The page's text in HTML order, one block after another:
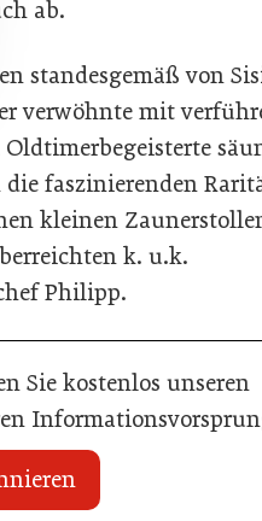
ab.
standesgemäß von
verwöhnte mit
faszinierenden
kleinen
k. u.k.
Philipp.
Sie kostenlos unseren